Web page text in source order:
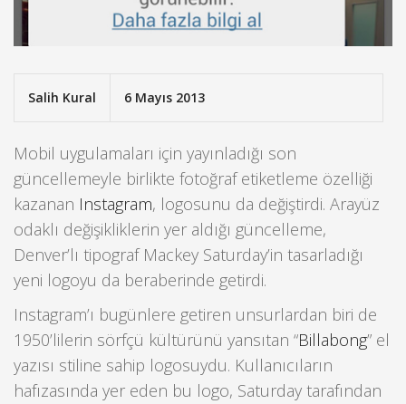
Salih Kural 6 Mayıs 2013
Mobil uygulamaları için yayınladığı son
güncellemeyle birlikte fotoğraf etiketleme özelliği
kazanan Instagram, logosunu da değiştirdi. Arayüz
odaklı değişikliklerin yer aldığı güncelleme,
Denver’lı tipograf Mackey Saturday’in tasarladığı
yeni logoyu da beraberinde getirdi.
Instagram’ı bugünlere getiren unsurlardan biri de
1950’lilerin sörfçü kültürünü yansıtan “Billabong” el
yazısı stiline sahip logosuydu. Kullanıcıların
hafızasında yer eden bu logo, Saturday tarafından